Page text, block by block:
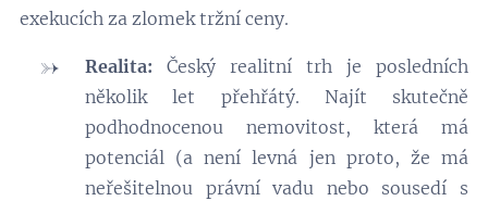
exekucích za zlomek tržní ceny.
Realita: Český realitní trh je posledních
několik let přehřátý. Najít skutečně
podhodnocenou nemovitost, která má
potenciál (a není levná jen proto, že má
neřešitelnou právní vadu nebo sousedí s